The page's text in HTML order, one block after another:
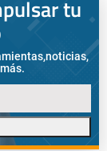
tu
noticias,